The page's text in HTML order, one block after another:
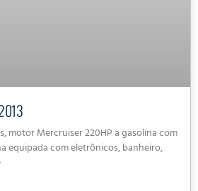
motor Mercruiser 220HP a gasolina com
equipada com eletrônicos, banheiro,